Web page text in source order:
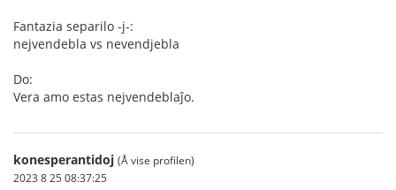
Fantazia separilo -j-:
nejvendebla vs nevendjebla
Do:
Vera amo estas nejvendeblaĵo.
konesperantidoj (Å vise profilen)
2023 8 25 08:37:25